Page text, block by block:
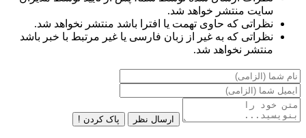
سایت منتشر خواهد شد.
نظراتی که حاوی تهمت یا افترا باشد منتشر نخواهد شد.
نظراتی که به غیر از زبان فارسی یا غیر مرتبط با خبر باشد
منتشر نخواهد شد.
ارسال نظر پاک کردن !